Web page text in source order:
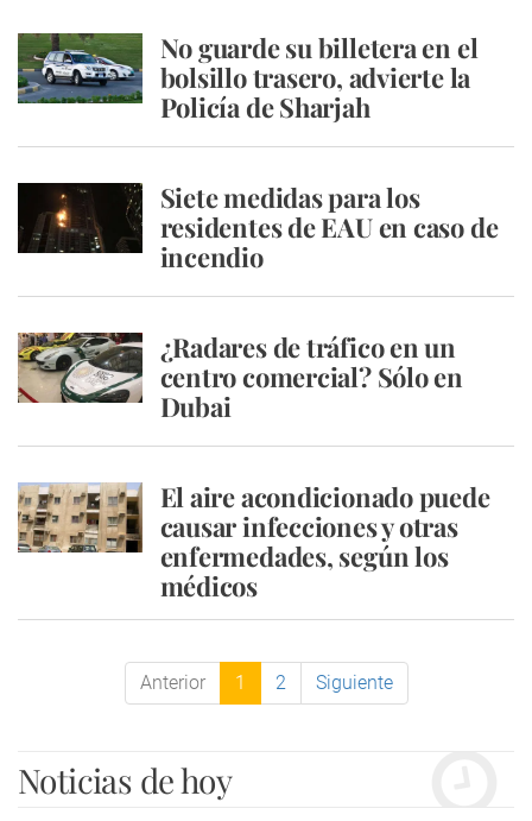
No guarde su billetera en el
bolsillo trasero, advierte la
Policía de Sharjah
Siete medidas para los
residentes de EAU en caso de
incendio
¿Radares de tráfico en un
centro comercial? Sólo en
Dubai
El aire acondicionado puede
causar infecciones y otras
enfermedades, según los
médicos
Anterior 1 2 Siguiente
Noticias de hoy